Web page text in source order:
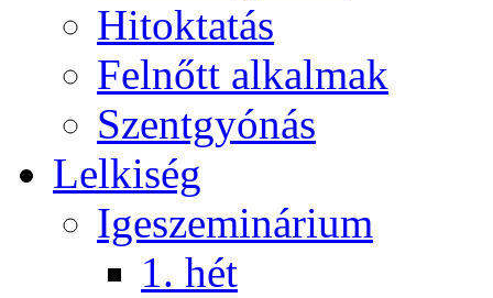
Hitoktatás
Felnőtt alkalmak
Szentgyónás
Lelkiség
Igeszeminárium
1. hét